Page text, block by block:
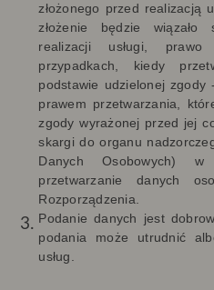
złożonego przed realizacją
złożenie będzie
realizacji usługi,
przypadkach, kiedy
podstawie udzielonej zgody
prawem przetwarzania,
zgody wyrażonej przed jej
skargi do organu
Danych Osobowych)
przetwarzanie danych
Rozporządzenia.
Podanie danych jest
podania może utrudnić
usług.